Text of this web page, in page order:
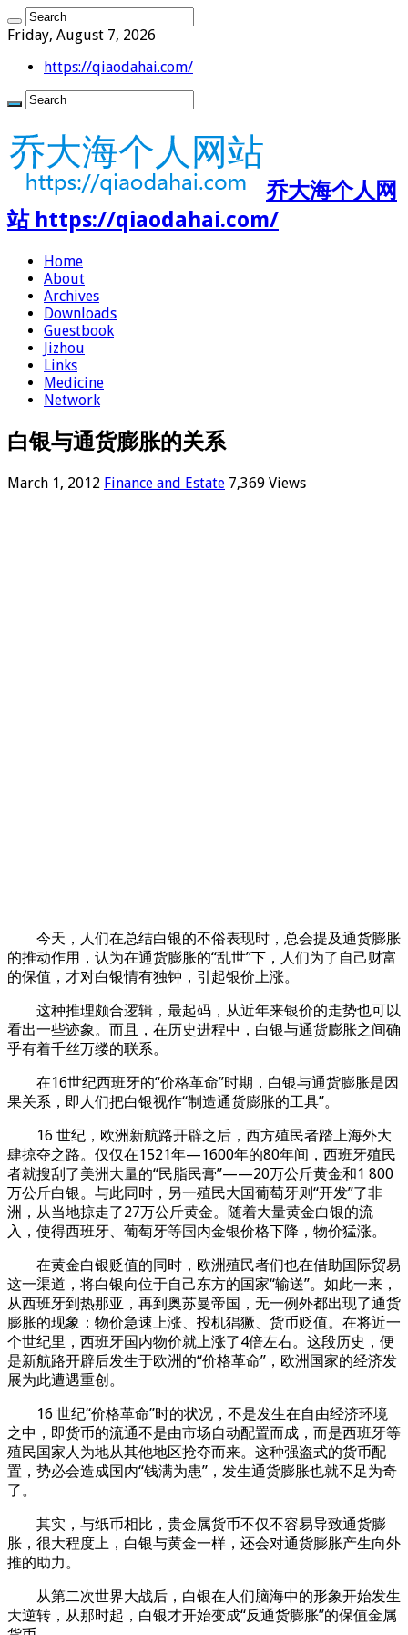
Friday, August 7, 2026
https://qiaodahai.com/
乔大海个人网
站 https://qiaodahai.com/
Home
About
Archives
Downloads
Guestbook
Jizhou
Links
Medicine
Network
白银与通货膨胀的关系
March 1, 2012 Finance and Estate 7,369 Views
今天，人们在总结白银的不俗表现时，总会提及通货膨胀
的推动作用，认为在通货膨胀的“乱世”下，人们为了自己财富
的保值，才对白银情有独钟，引起银价上涨。
这种推理颇合逻辑，最起码，从近年来银价的走势也可以
看出一些迹象。而且，在历史进程中，白银与通货膨胀之间确
乎有着千丝万缕的联系。
在16世纪西班牙的“价格革命”时期，白银与通货膨胀是因
果关系，即人们把白银视作“制造通货膨胀的工具”。
16 世纪，欧洲新航路开辟之后，西方殖民者踏上海外大
肆掠夺之路。仅仅在1521年—1600年的80年间，西班牙殖民
者就搜刮了美洲大量的“民脂民膏”——20万公斤黄金和1 800
万公斤白银。与此同时，另一殖民大国葡萄牙则“开发”了非
洲，从当地掠走了27万公斤黄金。随着大量黄金白银的流
入，使得西班牙、葡萄牙等国内金银价格下降，物价猛涨。
在黄金白银贬值的同时，欧洲殖民者们也在借助国际贸易
这一渠道，将白银向位于自己东方的国家“输送”。如此一来，
从西班牙到热那亚，再到奥苏曼帝国，无一例外都出现了通货
膨胀的现象：物价急速上涨、投机猖獗、货币贬值。在将近一
个世纪里，西班牙国内物价就上涨了4倍左右。这段历史，便
是新航路开辟后发生于欧洲的“价格革命”，欧洲国家的经济发
展为此遭遇重创。
16 世纪“价格革命”时的状况，不是发生在自由经济环境
之中，即货币的流通不是由市场自动配置而成，而是西班牙等
殖民国家人为地从其他地区抢夺而来。这种强盗式的货币配
置，势必会造成国内“钱满为患”，发生通货膨胀也就不足为奇
了。
其实，与纸币相比，贵金属货币不仅不容易导致通货膨
胀，很大程度上，白银与黄金一样，还会对通货膨胀产生向外
推的助力。
从第二次世界大战后，白银在人们脑海中的形象开始发生
大逆转，从那时起，白银才开始变成“反通货膨胀”的保值金属